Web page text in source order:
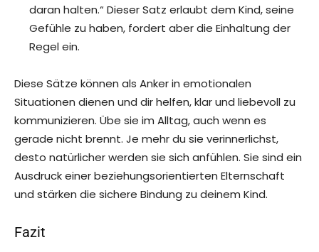
daran halten.“ Dieser Satz erlaubt dem Kind, seine
Gefühle zu haben, fordert aber die Einhaltung der
Regel ein.
Diese Sätze können als Anker in emotionalen
Situationen dienen und dir helfen, klar und liebevoll zu
kommunizieren. Übe sie im Alltag, auch wenn es
gerade nicht brennt. Je mehr du sie verinnerlichst,
desto natürlicher werden sie sich anfühlen. Sie sind ein
Ausdruck einer beziehungsorientierten Elternschaft
und stärken die sichere Bindung zu deinem Kind.
Fazit